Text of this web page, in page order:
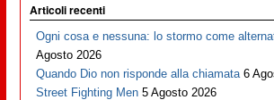
Articoli recenti
Ogni cosa e nessuna: lo stormo come
Agosto 2026
Quando Dio non risponde alla chiamata 6
Street Fighting Men 5 Agosto 2026